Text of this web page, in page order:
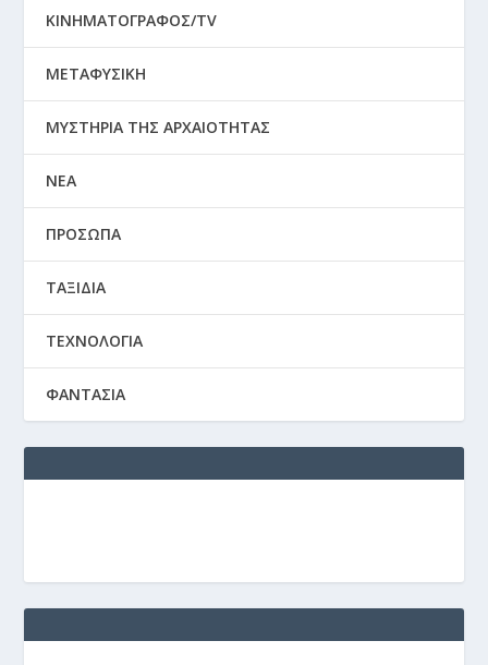
ΚΙΝΗΜΑΤΟΓΡΑΦΟΣ/TV
ΜΕΤΑΦΥΣΙΚΗ
ΜΥΣΤΗΡΙΑ ΤΗΣ ΑΡΧΑΙΟΤΗΤΑΣ
ΝΕΑ
ΠΡΟΣΩΠΑ
ΤΑΞΙΔΙΑ
ΤΕΧΝΟΛΟΓΙΑ
ΦΑΝΤΑΣΙΑ